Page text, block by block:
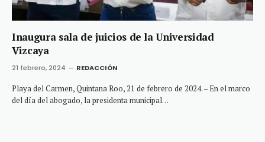
Inaugura sala de juicios de la Universidad
Vizcaya
21 febrero, 2024 REDACCIÓN
Playa del Carmen, Quintana Roo, 21 de febrero de 2024. – En el marco
del día del abogado, la presidenta municipal…